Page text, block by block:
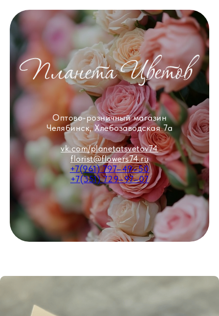
Оптово-розничный магазин
Челябинск, Хлебозаводская 7а
vk.com/planetatsvetov74
florist@flowers74.ru
+7(961) 797–49–50
+7(351) 729–97–07